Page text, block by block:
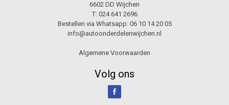
6602 DD Wijchen
T: 024 641 2696
Bestellen via Whatsapp: 06 10 14 20 05
info@autoonderdelenwijchen.nl
Algemene Voorwaarden
Volg ons